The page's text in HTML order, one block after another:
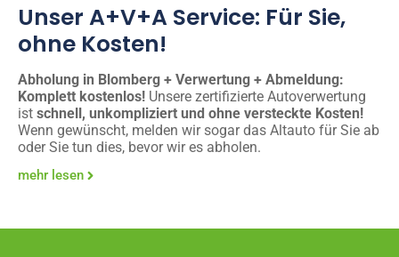
Unser A+V+A Service: Für Sie,
ohne Kosten!
Abholung in Blomberg + Verwertung + Abmeldung:
Komplett kostenlos! Unsere zertifizierte Autoverwertung
ist schnell, unkompliziert und ohne versteckte Kosten!
Wenn gewünscht, melden wir sogar das Altauto für Sie ab
oder Sie tun dies, bevor wir es abholen.
mehr lesen